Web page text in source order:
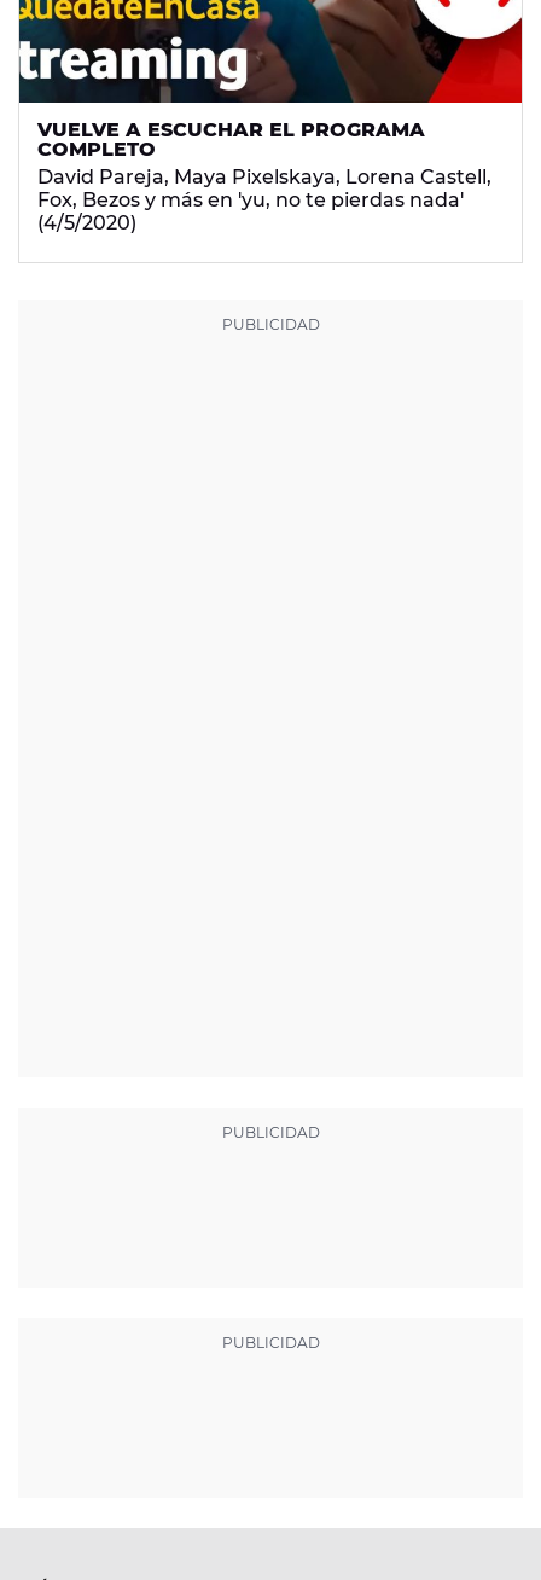
VUELVE A ESCUCHAR EL PROGRAMA
COMPLETO
David Pareja, Maya Pixelskaya, Lorena Castell,
Fox, Bezos y más en 'yu, no te pierdas nada'
(4/5/2020)